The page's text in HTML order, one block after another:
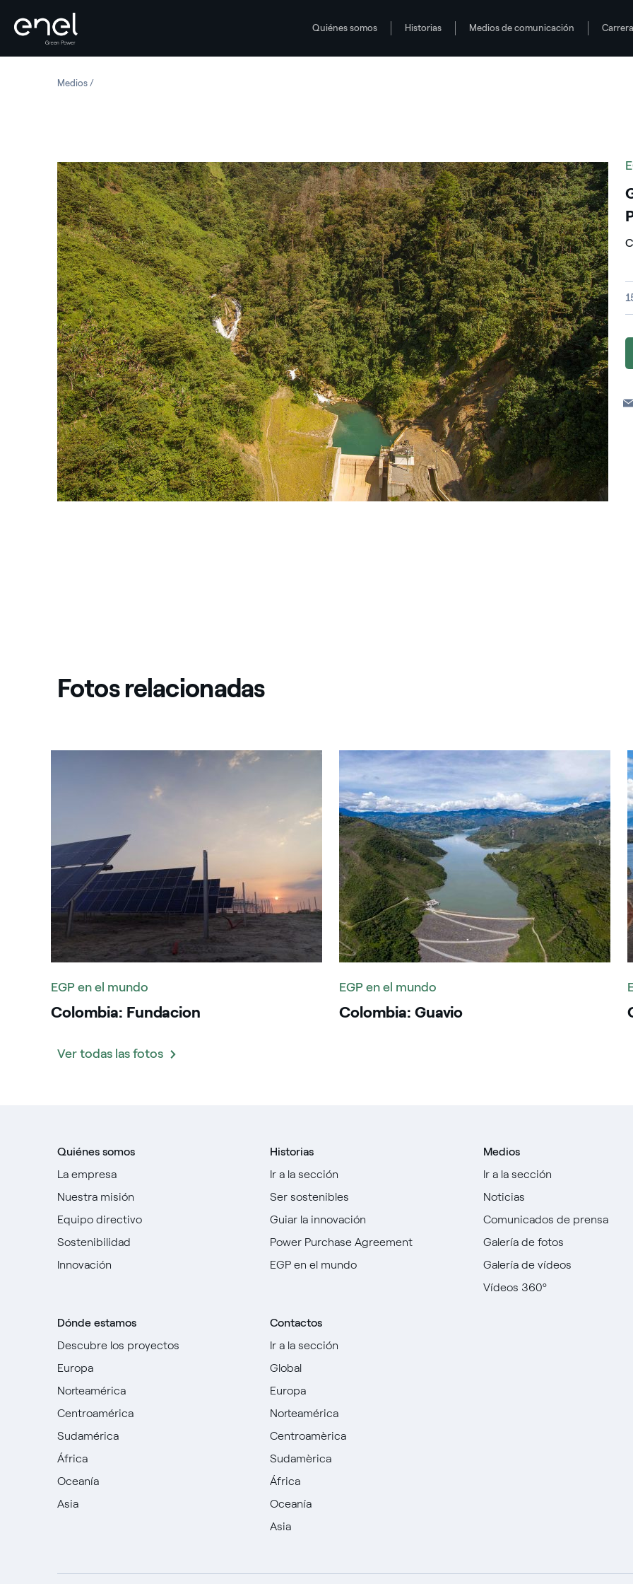
Quiénes somos Historias Medios de comunicación
MediosGuatemala: Central hidroeléctrica Palo Viejo
Fotos relacionadas
EGP en el mundo
Colombia: Fundacion
Colombia: Guavio
EGP en el mundo
Colombia: Guavio
Ver todas las fotos
Quiénes somos
La empresa
Nuestra misión
Equipo directivo
Sostenibilidad
Innovación
Dónde estamos
Descubre los proyectos
Europa
Norteamérica
Centroamérica
Sudamérica
África
Oceanía
Asia
Historias
Ir a la sección
Ser sostenibles
Guiar la innovación
Power Purchase Agreement
EGP en el mundo
Contactos
Ir a la sección
Global
Europa
Norteamérica
Centroamèrica
Sudamèrica
África
Oceanía
Asia
Medios
Ir a la sección
Noticias
Comunicados de prensa
Galería de fotos
Galería de vídeos
Vídeos 360º